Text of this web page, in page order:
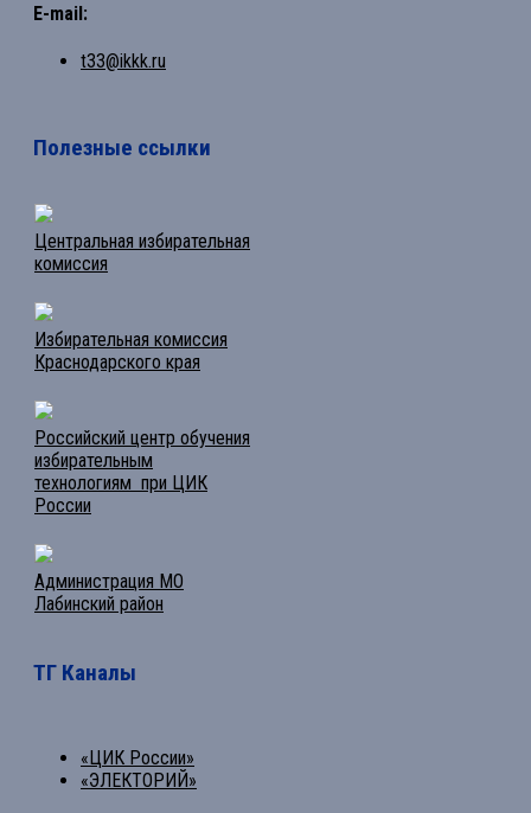
E-mail:
t33@ikkk.ru
Полезные ссылки
Центральная избирательная
комиссия
Избирательная комиссия
Краснодарского края
Российский центр обучения
избирательным
технологиям при ЦИК
России
Администрация МО
Лабинский район
ТГ Каналы
«ЦИК России»
«ЭЛЕКТОРИЙ»